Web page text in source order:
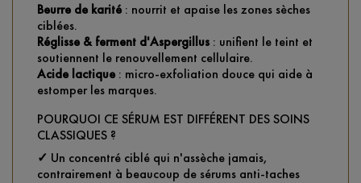
Beurre de karité : nourrit et apaise les zones sèches
ciblées.
Réglisse & ferment d'Aspergillus : unifient le teint et
soutiennent le renouvellement cellulaire.
Acide lactique : micro-exfoliation douce qui aide à
estomper les marques.
POURQUOI CE SÉRUM EST DIFFÉRENT DES SOINS
CLASSIQUES ?
✓ Un concentré ciblé qui n'assèche jamais,
contrairement à beaucoup de sérums anti-taches